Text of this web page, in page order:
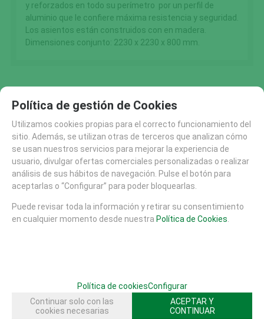
y reforzados en todo su perímetro por un perfil de
aluminio que le confiere máxima resistencia y seguridad.
Los asientos están construidos con en madera.
Dimensiones conjunto: 2230 x 2230 x 800 mm.
FAMILIAS RELACIONADAS
MOBILIARIO URBANO
SOLICITAR MÁS INFO RECOMENDAR
CATÁLOGO
AREAS DE JUEGO
MATERIALES
EQUIPAMIENTO DEPORTIVO (30)
FHS (704)
Política de gestión de Cookies
Utilizamos cookies propias para el correcto funcionamiento del
sitio. Además, se utilizan otras de terceros que analizan cómo
se usan nuestros servicios para mejorar la experiencia de
usuario, divulgar ofertas comerciales personalizadas o realizar
análisis de sus hábitos de navegación. Pulse el botón para
aceptarlas o “Configurar” para poder bloquearlas.
Puede revisar toda la información y retirar su consentimiento
en cualquier momento desde nuestra Política de Cookies
Política de cookiesConfigurar
Continuar solo con las
cookies necesarias
ACEPTAR Y
CONTINUAR